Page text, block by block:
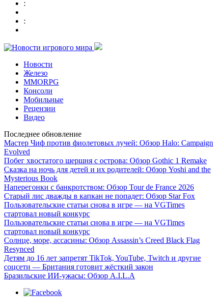
:
:
Новости
Железо
MMORPG
Консоли
Мобильные
Рецензии
Видео
Последнее обновление
Мастер Чиф против фиолетовых лучей: Обзор Halo: Campaign
Evolved
Побег хвостатого шершня с острова: Обзор Gothic 1 Remake
Сказка на ночь для детей и их родителей: Обзор Yoshi and the
Mysterious Book
Наперегонки с банкротством: Обзор Tour de France 2026
Старый лис дважды в капкан не попадет: Обзор Star Fox
Пользовательские статьи снова в игре — на VGTimes
стартовал новый конкурс
Пользовательские статьи снова в игре — на VGTimes
стартовал новый конкурс
Солнце, море, ассасины: Обзор Assassin’s Creed Black Flag
Resynced
Детям до 16 лет запретят TikTok, YouTube, Twitch и другие
соцсети — Британия готовит жёсткий закон
Бразильские ИИ-ужасы: Обзор A.I.L.A